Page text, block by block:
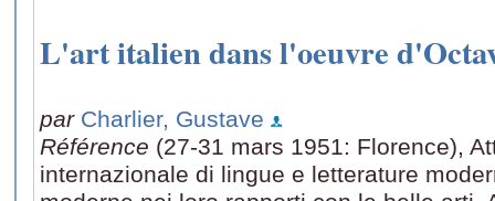
L'art italien dans l'oeuvre
par Charlier, Gustave
Référence (27-31 mars 1951: Florence),
internazionale di lingue e letterature